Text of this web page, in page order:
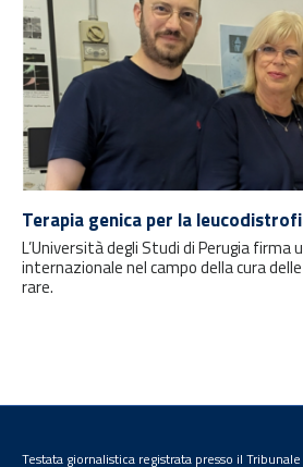
Terapia genica per la
L’Università degli Studi di Perugia firma
internazionale nel campo della cura
rare.
Testata giornalistica registrata presso il